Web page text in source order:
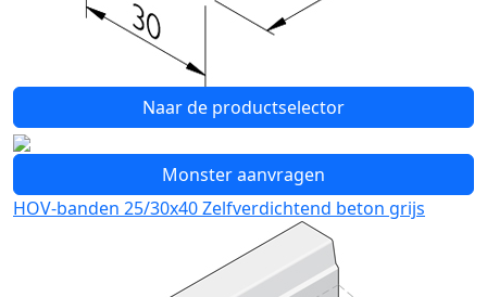
Naar de productselector
Monster aanvragen
HOV-banden 25/30x40 Zelfverdichtend beton grijs